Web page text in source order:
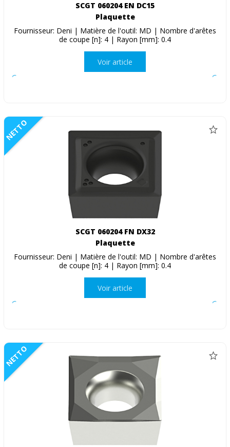
SCGT 060204 EN DC15
Plaquette
Fournisseur: Deni | Matière de l'outil: MD | Nombre d'arêtes
de coupe [n]: 4 | Rayon [mm]: 0.4
Voir article
NETTO
SCGT 060204 FN DX32
Plaquette
Fournisseur: Deni | Matière de l'outil: MD | Nombre d'arêtes
de coupe [n]: 4 | Rayon [mm]: 0.4
Voir article
NETTO